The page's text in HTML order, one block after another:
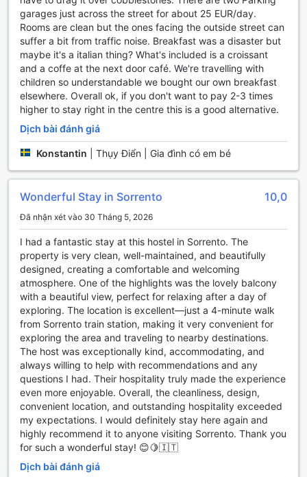
những tiện nghi tuyệt vời nhằm đảm bảo một kỳ nghỉ thoải
mái và thuận tiện nhất. Với hệ thống Wi-Fi miễn phí phủ
sóng khắp các khu vực công cộng và trong từng phòng,
bạn có thể dễ dàng kết nối với bạn bè và gia đình hoặc tìm
hiểu thêm về những điểm tham quan hấp dẫn quanh khu
vực. Điều này đặc biệt hữu ích cho những ai muốn chia sẻ
những khoảnh khắc tuyệt đẹp từ hành trình của mình ngay
lập tức.
Ngoài ra, Hostel le Sirene còn cung cấp dịch vụ lưu trữ
hành lý, giúp bạn yên tâm khám phá thành phố mà không
phải lo lắng về việc mang theo đồ đạc cồng kềnh. Đội ngũ
nhân viên thân thiện và chuyên nghiệp của hostel cũng
thực hiện công tác dọn dẹp hàng ngày, đảm bảo không
gian sống luôn sạch sẽ và gọn gàng. Tất cả những tiện
nghi này sẽ góp phần tạo nên một trải nghiệm nghỉ dưỡng
Tiện Nghi Vận Chuyển Tại Hostel le Sirene
Tại Hostel le Sirene, việc di chuyển trở nên dễ dàng và
thuận tiện hơn bao giờ hết với các dịch vụ vận chuyển đa
dạng. Khách hàng có thể tận hưởng dịch vụ đưa đón sân
bay, giúp bạn tiết kiệm thời gian và công sức trong việc di
chuyển từ sân bay về khách sạn. Nhân viên thân thiện của
chúng tôi sẽ chờ đón bạn tại sân bay, đảm bảo bạn có một
khởi đầu suôn sẻ cho kỳ nghỉ của mình tại Sô-ren-tô.
Ngoài ra, Hostel le Sirene còn cung cấp dịch vụ cho thuê
xe, cho phép bạn tự do khám phá vẻ đẹp của vùng đất
này theo cách riêng của mình. Để thuận tiện hơn, khách có
thể sử dụng bãi đậu xe tại khách sạn, tuy nhiên, xin lưu ý
rằng sẽ có phí đậu xe áp dụng. Với những tiện nghi vận
chuyển này, bạn sẽ dễ dàng tiếp cận các điểm tham quan
nổi tiếng và trải nghiệm cuộc sống địa phương một cách
garages just across the street for about 25 EUR/day.
Rooms are clean but the ones facing the outside street can
suffer a bit from traffic noise. Breakfast was a disaster but
maybe it's a italian thing? What's included is a croissant
and a coffe at the next door café. We're travelling with
children so understandable we bought our own breakfast
elsewhere. Overall ok, if you don't want to pay 2-3 times
higher to stay right in the centre this is a good alternative.
Dịch bài đánh giá
Konstantin Thụy Điển | Gia đình có em bé
Wonderful Stay in Sorrento 10,0
Đã nhận xét vào 30 Tháng 5, 2026
I had a fantastic stay at this hostel in Sorrento. The
property is very clean, well-maintained, and beautifully
designed, creating a comfortable and welcoming
atmosphere. One of the highlights was the lovely balcony
with a beautiful view, perfect for relaxing after a day of
exploring. The location is excellent—just a 4-minute walk
from Sorrento train station, making it very convenient for
exploring the area and traveling to nearby destinations.
The host was exceptionally kind, accommodating, and
always willing to help with recommendations and any
questions I had. Their hospitality truly made the experience
even more enjoyable. Overall, the cleanliness, design,
convenient location, and outstanding hospitality exceeded
my expectations. I would definitely stay here again and
highly recommend it to anyone visiting Sorrento. Thank you
for such a wonderful stay! 😊🍋🇮🇹
Dịch bài đánh giá